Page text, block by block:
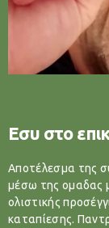
Εσυ στο
Αποτέλεσμα της
μέσω της ομαδας
ολιστικής
καταπίεσης.